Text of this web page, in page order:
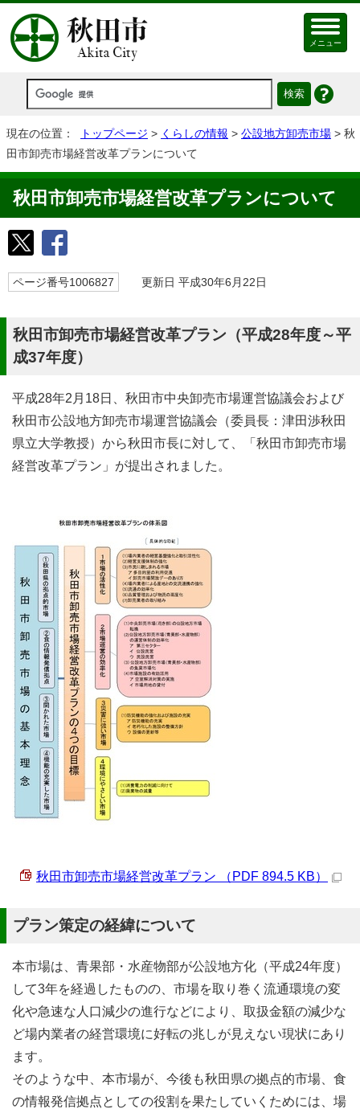
メニュー
現在の位置： トップページ > くらしの情報 > 公設地方卸売市場 > 秋
田市卸売市場経営改革プランについて
秋田市卸売市場経営改革プランについて
ページ番号1006827 更新日 平成30年6月22日
秋田市卸売市場経営改革プラン（平成28年度～平
成37年度）
平成28年2月18日、秋田市中央卸売市場運営協議会および
秋田市公設地方卸売市場運営協議会（委員長：津田渉秋田
県立大学教授）から秋田市長に対して、「秋田市卸売市場
経営改革プラン」が提出されました。
秋田市卸売市場経営改革プラン （PDF 894.5 KB）
プラン策定の経緯について
本市場は、青果部・水産物部が公設地方化（平成24年度）
して3年を経過したものの、市場を取り巻く流通環境の変
化や急速な人口減少の進行などにより、取扱金額の減少な
ど場内業者の経営環境に好転の兆しが見えない現状にあり
ます。
そのような中、本市場が、今後も秋田県の拠点的市場、食
の情報発信拠点としての役割を果たしていくためには、場